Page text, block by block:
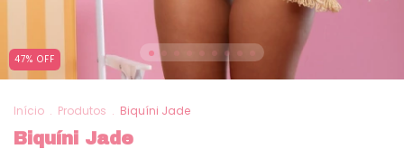
47% OFF
Início . Produtos . Biquíni Jade
Biquíni Jade